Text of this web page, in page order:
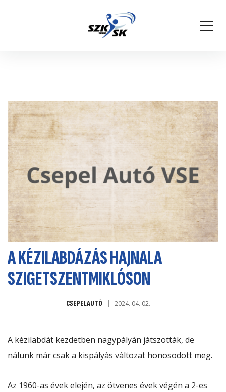
A KÉZILABDÁZÁS HAJNALA
SZIGETSZENTMIKLÓSON
CSEPELAUTÓ 2024. 04. 02.
A kézilabdát kezdetben nagypályán játszották, de
nálunk már csak a kispályás változat honosodott meg.
Az 1960-as évek elején, az ötvenes évek végén a 2-es